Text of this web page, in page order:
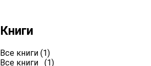
Книги
Все книги (1)
Все книги (1)